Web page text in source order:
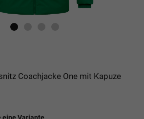
Coachjacke One mit Kapuze
eine Variante